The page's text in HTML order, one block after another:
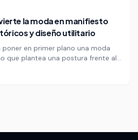
la moda en manifiesto
y diseño utilitario
poner en primer plano una moda
que plantea una postura frente al
de la Moda danesa exhibe abrigos
deconstruidas y una apuesta